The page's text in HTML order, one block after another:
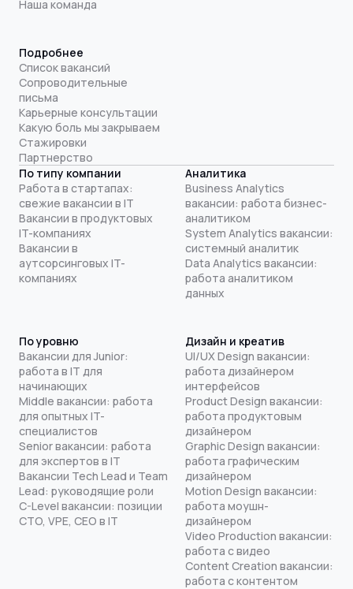
Наша команда
Подробнее
Список вакансий
Сопроводительные
письма
Карьерные консультации
Какую боль мы закрываем
Стажировки
Партнерство
По типу компании
Работа в стартапах:
свежие вакансии в IT
Вакансии в продуктовых
IT-компаниях
Вакансии в
аутсорсинговых IT-
компаниях
Аналитика
Business Analytics
вакансии: работа бизнес-
аналитиком
System Analytics вакансии:
системный аналитик
Data Analytics вакансии:
работа аналитиком
данных
По уровню
Вакансии для Junior:
работа в IT для
начинающих
Middle вакансии: работа
для опытных IT-
специалистов
Senior вакансии: работа
для экспертов в IT
Вакансии Tech Lead и Team
Lead: руководящие роли
C-Level вакансии: позиции
CTO, VPE, CEO в IT
Дизайн и креатив
UI/UX Design вакансии:
работа дизайнером
интерфейсов
Product Design вакансии:
работа продуктовым
дизайнером
Graphic Design вакансии:
работа графическим
дизайнером
Motion Design вакансии:
работа моушн-
дизайнером
Video Production вакансии:
работа с видео
Content Creation вакансии:
работа с контентом